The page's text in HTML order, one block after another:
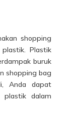
shopping
Plastik
buruk
shopping bag
Anda dapat
plastik dalam